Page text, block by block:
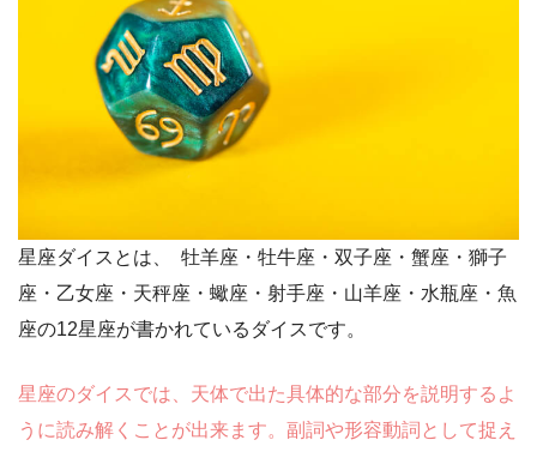
星座ダイスとは、 牡羊座・牡牛座・双子座・蟹座・獅子
座・乙女座・天秤座・蠍座・射手座・山羊座・水瓶座・魚
座の12星座が書かれているダイスです。
星座のダイスでは、天体で出た具体的な部分を説明するよ
うに読み解くことが出来ます。副詞や形容動詞として捉え